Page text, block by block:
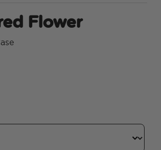
Flower